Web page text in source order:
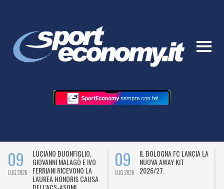
09
LUG 2026
LUCIANO BUONFIGLIO,
GIOVANNI MALAGÒ E IVO
FERRIANI RICEVONO LA
LAUREA HONORIS CAUSA
09
LUG 2026
IL BOLOGNA FC LANCIA LA
NUOVA AWAY KIT
2026/27.